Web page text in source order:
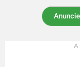
A